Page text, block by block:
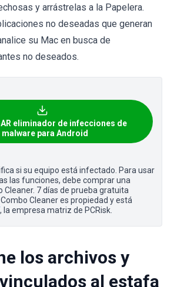
y arrástrelas a la Papelera.
no deseadas que generan
su Mac en busca de
no deseados.
eliminador de infecciones de
malware para Android
si su equipo está infectado. Para usar
las funciones, debe comprar una
Cleaner. 7 días de prueba gratuita
Cleaner es propiedad y está
, la empresa matriz de PCRisk.
los archivos y
al estafa